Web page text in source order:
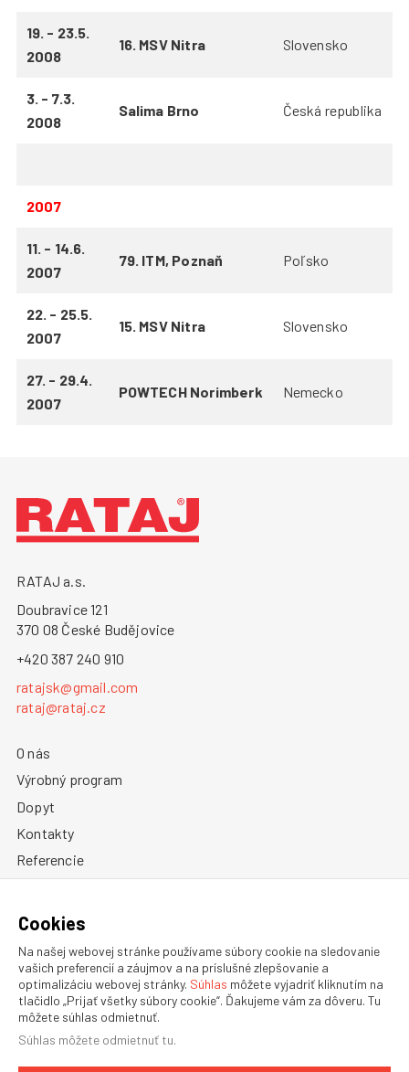
19. - 23.5.
2008
16. MSV Nitra Slovensko
3. - 7.3.
2008
Salima Brno Česká republika
2007
11. - 14.6.
2007
79. ITM, Poznaň Poľsko
22. - 25.5.
2007
15. MSV Nitra Slovensko
27. - 29.4.
2007
POWTECH Norimberk Nemecko
RATAJ a.s.
Doubravice 121
370 08 České Budějovice
+420 387 240 910
ratajsk@gmail.com
rataj@rataj.cz
O nás
Výrobný program
Dopyt
Kontakty
Referencie
Zásady ochrany osobných údajov
OBCHODNÉ ZASTÚPENIE V ZAHRANIČÍ
Cookies
Na našej webovej stránke používame súbory cookie na sledovanie
vašich preferencií a záujmov a na príslušné zlepšovanie a
optimalizáciu webovej stránky. Súhlas môžete vyjadriť kliknutím na
tlačidlo „Prijať všetky súbory cookie“. Ďakujeme vám za dôveru. Tu
môžete súhlas odmietnuť.
Súhlas môžete odmietnuť tu.